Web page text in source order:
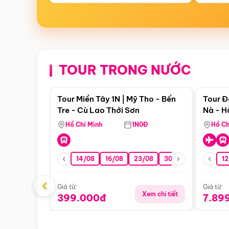
TOUR TRONG NƯỚC
Điểm nổi bật
Tour Miền Tây 1N | Mỹ Tho - Bến
Tre - Cù Lao Thới Sơn
Hồ Chí Minh 1N0Đ
14/08 16/08 23/08 30/08 06/09
Giá từ:
399.000đ Xem chi tiết
Tour
Nà -
Nha
Hồ
Giá từ:
‹